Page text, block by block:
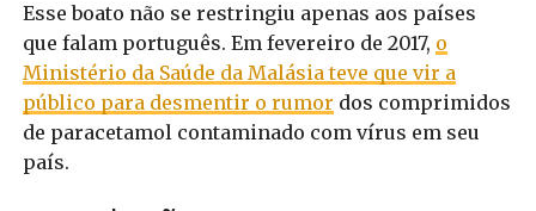
Esse boato não se restringiu apenas aos países
que falam português. Em fevereiro de 2017, o
Ministério da Saúde da Malásia teve que vir a
público para desmentir o rumor dos comprimidos
de paracetamol contaminado com vírus em seu
país.